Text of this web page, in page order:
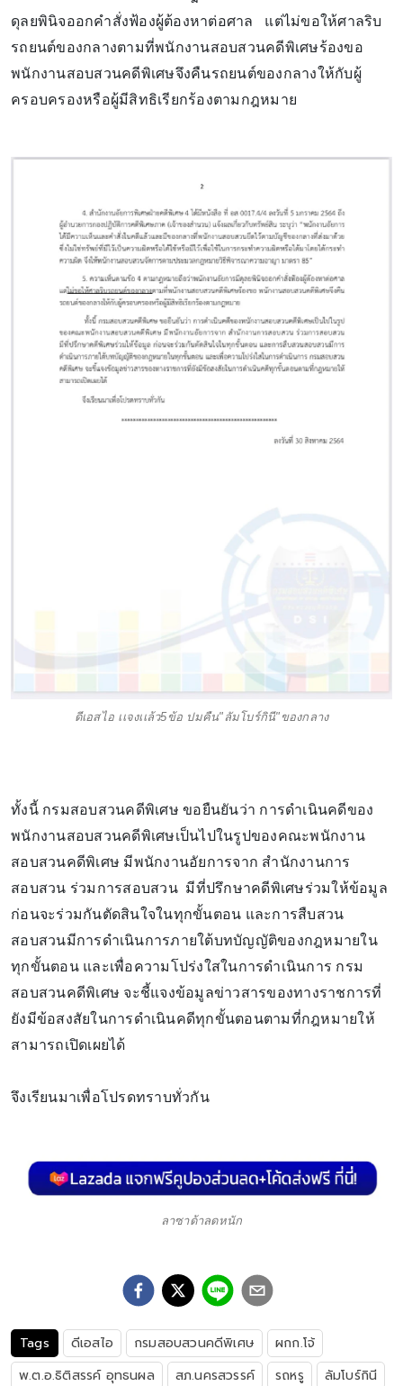
ดุลยพินิจออกคำสั่งฟ้องผู้ต้องหาต่อศาล แต่ไม่ขอให้ศาลริบ
รถยนต์ของกลางตามที่พนักงานสอบสวนคดีพิเศษร้องขอ
พนักงานสอบสวนคดีพิเศษจึงคืนรถยนต์ของกลางให้กับผู้
ครอบครองหรือผู้มีสิทธิเรียกร้องตามกฎหมาย
ดีเอสไอ เเจงเเล้ว5ข้อ ปมคืน"ลัมโบร์กินี"ของกลาง
ทั้งนี้ กรมสอบสวนคดีพิเศษ ขอยืนยันว่า การดำเนินคดีของ
พนักงานสอบสวนคดีพิเศษเป็นไปในรูปของคณะพนักงาน
สอบสวนคดีพิเศษ มีพนักงานอัยการจาก สำนักงานการ
สอบสวน ร่วมการสอบสวน มีที่ปรึกษาคดีพิเศษร่วมให้ข้อมูล
ก่อนจะร่วมกันตัดสินใจในทุกขั้นตอน และการสืบสวน
สอบสวนมีการดำเนินการภายใต้บทบัญญัติของกฎหมายใน
ทุกขั้นตอน และเพื่อความโปร่งใสในการดำเนินการ กรม
สอบสวนคดีพิเศษ จะชี้แจงข้อมูลข่าวสารของทางราชการที่
ยังมีข้อสงสัยในการดำเนินคดีทุกขั้นตอนตามที่กฎหมายให้
สามารถเปิดเผยได้
จึงเรียนมาเพื่อโปรดทราบทั่วกัน
ลาซาด้าลดหนัก
Tags ดีเอสไอ กรมสอบสวนคดีพิเศษ
ผกก.โจ้
พ.ต.อ.ธิติสรรค์ อุทธนผล
สภ.นครสวรรค์ รถหรู
ลัมโบร์กินี